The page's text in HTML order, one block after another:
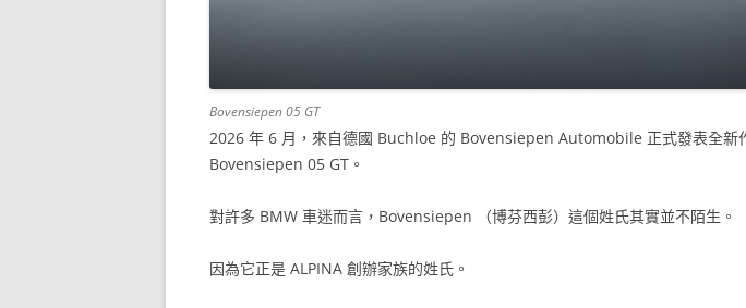
Bovensiepen 05 GT
2026 年 6 月，來自德國 Buchloe 的 Bovensiepen Automobile 正式發表全
Bovensiepen 05 GT。
對許多 BMW 車迷而言，Bovensiepen （博芬西彭）這個姓氏其實並不陌生。
因為它正是 ALPINA 創辦家族的姓氏。